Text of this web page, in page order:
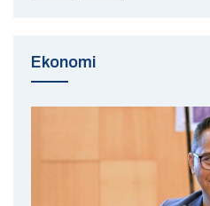
Ekonomi